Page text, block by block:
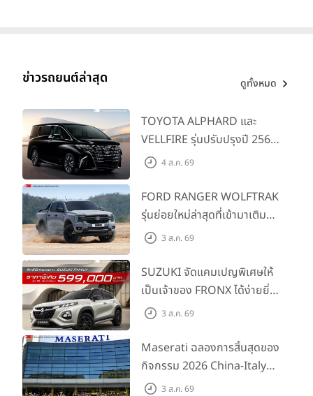
ข่าวรถยนต์ล่าสุด ดูทั้งหมด
TOYOTA ALPHARD และ
VELLFIRE รุ่นปรับปรุงปี 2569
พร้อมรุ่นย่อยใหม่ HEV
4 ส.ค. 69
FORD RANGER WOLFTRAK
รุ่นย่อยใหม่ล่าสุดที่เข้ามาเติม
เต็มไลน์อัป พร้อมตอบโจทย์ทุก
พร้อมลุย ด้วยราคาพิเศษเริ่ม
ต้นที่ 9.49 แสนบาท
3 ส.ค. 69
SUZUKI จัดแคมเปญพิเศษให้
เป็นเจ้าของ FRONX ได้ง่ายยิ่ง
ขึ้นสำหรับรุ่น GL ราคาพิเศษ
200 คัน พร้อมข้อเสนอสุดคุ้ม
3 ส.ค. 69
Maserati ฉลองการสิ้นสุดของ
กิจกรรม 2026 China-Italy
Grand Tour ณ สำนักงาน
3 ส.ค. 69